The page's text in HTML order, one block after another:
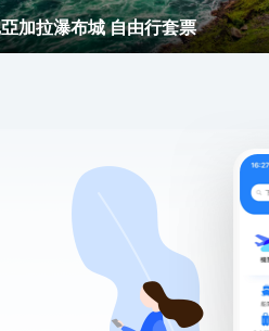
自由女
近距離觀
示雕像的歷
加拉瀑布城 自由行套票